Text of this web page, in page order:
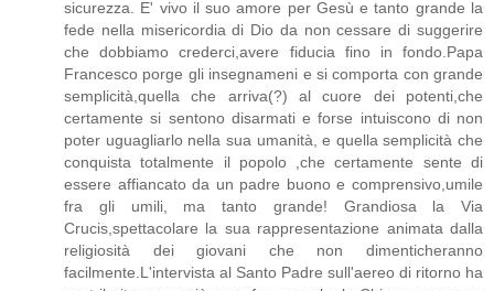
sicurezza. E' vivo il suo amore per Gesù e tanto grande la
fede nella misericordia di Dio da non cessare di suggerire
che dobbiamo crederci,avere fiducia fino in fondo.Papa
Francesco porge gli insegnameni e si comporta con grande
semplicità,quella che arriva(?) al cuore dei potenti,che
certamente si sentono disarmati e forse intuiscono di non
poter uguagliarlo nella sua umanità, e quella semplicità che
conquista totalmente il popolo ,che certamente sente di
essere affiancato da un padre buono e comprensivo,umile
fra gli umili, ma tanto grande! Grandiosa la Via
Crucis,spettacolare la sua rappresentazione animata dalla
religiosità dei giovani che non dimenticheranno
facilmente.L'intervista al Santo Padre sull'aereo di ritorno ha